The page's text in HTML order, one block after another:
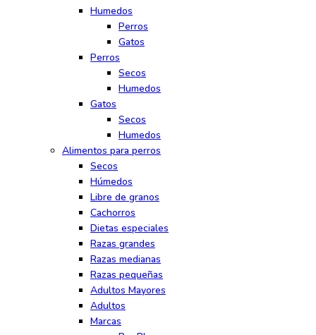
Humedos
Perros
Gatos
Perros
Secos
Humedos
Gatos
Secos
Humedos
Alimentos para perros
Secos
Húmedos
Libre de granos
Cachorros
Dietas especiales
Razas grandes
Razas medianas
Razas pequeñas
Adultos Mayores
Adultos
Marcas